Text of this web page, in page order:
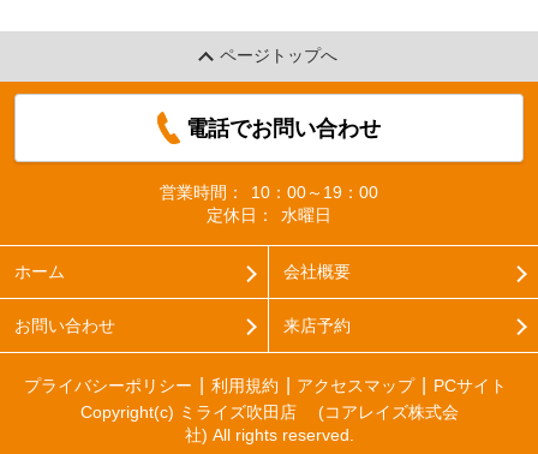
ページトップへ
電話でお問い合わせ
営業時間：
10：00～19：00
定休日：
水曜日
ホーム 会社概要
お問い合わせ 来店予約
プライバシーポリシー 利用規約 アクセスマップ
PCサイト
Copyright(c) ミライズ吹田店 (コアレイズ株式会
社) All rights reserved.